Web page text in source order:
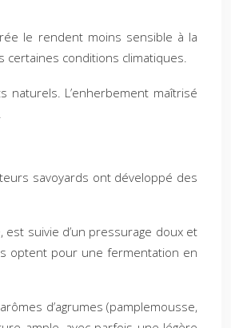
le rendent moins sensible à la
certaines conditions climatiques.
L’enherbement maîtrisé
savoyards ont développé des
suivie d’un pressurage doux et
optent pour une fermentation en
d’agrumes (pamplemousse,